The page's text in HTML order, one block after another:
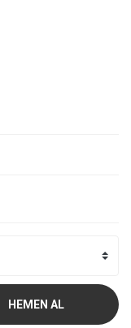
HEMEN AL